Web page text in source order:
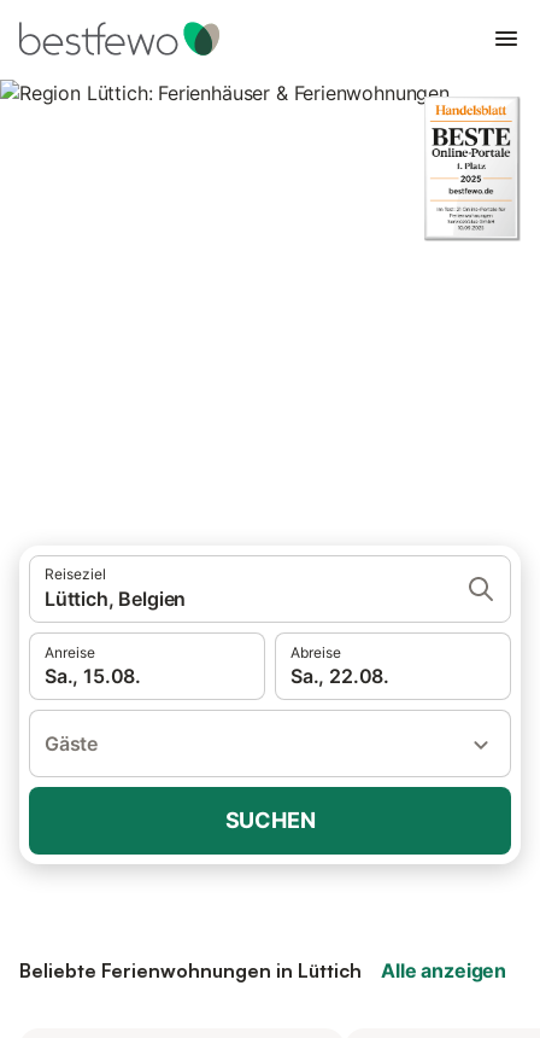
Reiseziel
Lüttich, Belgien
Anreise
Sa., 15.08.
Abreise
Sa., 22.08.
Gäste
SUCHEN
Beliebte Ferienwohnungen in Lüttich Alle anzeigen